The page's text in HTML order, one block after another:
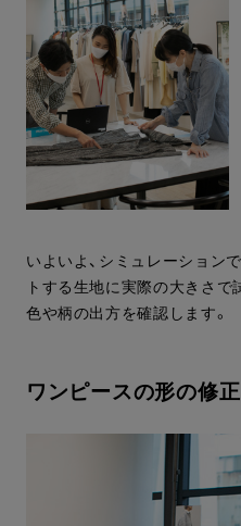
いよいよ、シミュレーション
トする生地に実際の大きさ
色や柄の出方を確認します。
ワンピースの形の修正